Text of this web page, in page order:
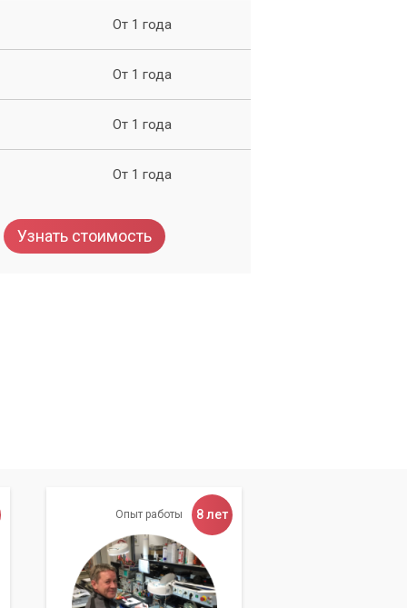
От 1 года
От 1 года
От 1 года
От 1 года
Узнать стоимость
Опыт работы 8 лет